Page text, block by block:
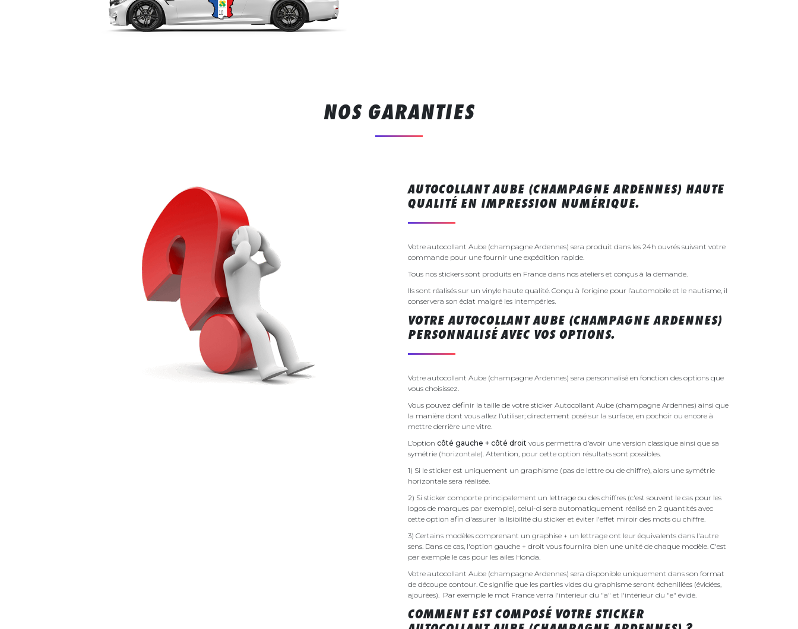
NOS GARANTIES
AUTOCOLLANT AUBE (CHAMPAGNE ARDENNES) HAUTE
QUALITÉ EN IMPRESSION NUMÉRIQUE.
Votre autocollant Aube (champagne Ardennes) sera produit dans les 24h ouvrés suivant votre
commande pour une fournir une expédition rapide.
Tous nos stickers sont produits en France dans nos ateliers et conçus à la demande.
Ils sont réalisés sur un vinyle haute qualité. Conçu à l’origine pour l’automobile et le nautisme, il
conservera son éclat malgré les intempéries.
VOTRE AUTOCOLLANT AUBE (CHAMPAGNE ARDENNES)
PERSONNALISÉ AVEC VOS OPTIONS.
Votre autocollant Aube (champagne Ardennes) sera personnalisé en fonction des options que
vous choisissez.
Vous pouvez définir la taille de votre sticker Autocollant Aube (champagne Ardennes) ainsi que
la manière dont vous allez l’utiliser; directement posé sur la surface, en pochoir ou encore à
mettre derrière une vitre.
L’option côté gauche + côté droit vous permettra d’avoir une version classique ainsi que sa
symétrie (horizontale). Attention, pour cette option résultats sont possibles.
1) Si le sticker est uniquement un graphisme (pas de lettre ou de chiffre), alors une symétrie
horizontale sera réalisée.
2) Si sticker comporte principalement un lettrage ou des chiffres (c'est souvent le cas pour les
logos de marques par exemple), celui-ci sera automatiquement réalisé en 2 quantités avec
cette option afin d'assurer la lisibilité du sticker et éviter l'effet miroir des mots ou chiffre.
3) Certains modèles comprenant un graphise + un lettrage ont leur équivalents dans l'autre
sens. Dans ce cas, l'option gauche + droit vous fournira bien une unité de chaque modèle. C'est
par exemple le cas pour les ailes Honda.
Votre autocollant Aube (champagne Ardennes) sera disponible uniquement dans son format
de découpe contour. Ce signifie que les parties vides du graphisme seront échenillées (évidées,
ajourées). Par exemple le mot France verra l'interieur du "a" et l'intérieur du "e" évidé.
COMMENT EST COMPOSÉ VOTRE STICKER